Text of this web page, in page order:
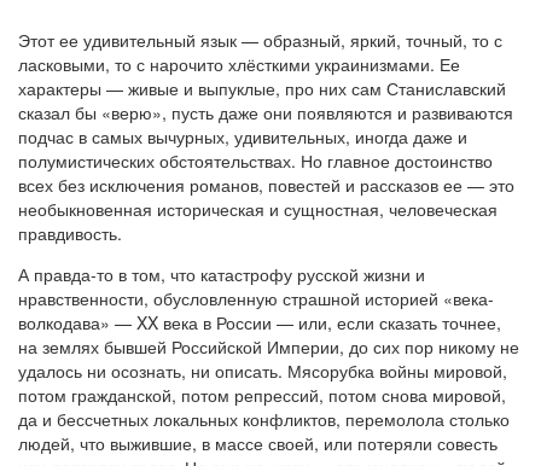
Этот ее удивительный язык — образный, яркий, точный, то с
ласковыми, то с нарочито хлёсткими украинизмами. Ее
характеры — живые и выпуклые, про них сам Станиславский
сказал бы «верю», пусть даже они появляются и развиваются
подчас в самых вычурных, удивительных, иногда даже и
полумистических обстоятельствах. Но главное достоинство
всех без исключения романов, повестей и рассказов ее — это
необыкновенная историческая и сущностная, человеческая
правдивость.
А правда-то в том, что катастрофу русской жизни и
нравственности, обусловленную страшной историей «века-
волкодава» — XX века в России — или, если сказать точнее,
на землях бывшей Российской Империи, до сих пор никому не
удалось ни осознать, ни описать. Мясорубка войны мировой,
потом гражданской, потом репрессий, потом снова мировой,
да и бессчетных локальных конфликтов, перемолола столько
людей, что выжившие, в массе своей, или потеряли совесть